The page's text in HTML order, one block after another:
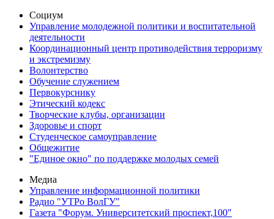
Социум
Управление молодежной политики и воспитательной
деятельности
Координационный центр противодействия терроризму
и экстремизму
Волонтерство
Обучение служением
Первокурснику
Этический кодекс
Творческие клубы, организации
Здоровье и спорт
Студенческое самоуправление
Общежитие
"Единое окно" по поддержке молодых семей
Медиа
Управление информационной политики
Радио "УТРо ВолГУ"
Газета "Форум. Университетский проспект,100"